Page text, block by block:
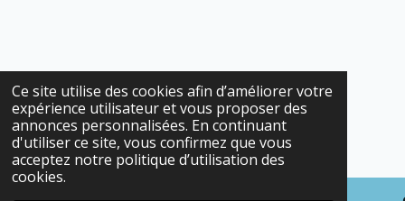
Ce site utilise des cookies afin d’améliorer votre
expérience utilisateur et vous proposer des
annonces personnalisées. En continuant
d'utiliser ce site, vous confirmez que vous
acceptez notre politique d’utilisation des
cookies.